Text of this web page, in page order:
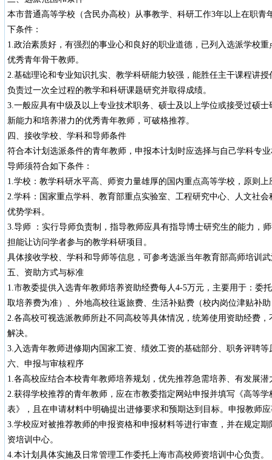
本市普通高等学校（含民办高校）从事教学、科研工作3年以上在职青
下条件：
1.政治素质好，有强烈的事业心和良好的职业道德，已列入选派学校
优秀青年骨干教师。
2.基础理论和专业知识扎实、教学科研能力较强，能胜任主干课程讲
负责过一次全过程的教学和科研课题研究并取得成绩。
3.一般应具有中级及以上专业技术职务、硕士及以上学位或接受过硕
新能力和培养潜力的优秀青年教师，可破格推荐。
四、接收学校、学科和导师条件
符合本计划选派条件的青年教师，申报本计划时应选择与自己学科专
导师须符合如下条件：
1.学校：教学科研水平高、师资力量雄厚的国内重点高等学校，原则上
2.学科：国家重点学科、教育部重点实验室、工程研究中心、人文社
优势学科。
3.导师 ：实行导师负责制，指导教师应具有指导博士研究生的能力，
担能让访问学者参与的教学科研项目。
具体接收学校、学科和导师等信息，可参考选派当年教育部高师培训
五、资助方式与标准
1.市教委提供入选青年教师培养资助经费每人4-5万元，主要用于：委
取培养费为准）、外地高校往返旅费、生活补贴费（校内岗位津贴补
2.各高校可视选派教师所赴不同高校等具体情况，统筹使用资助经费
解决。
3.入选青年教师进修期内国家工资、绩效工资的基础部分、职务评聘等
六、申报与审核程序
1.各高校应结合本校青年教师培养规划，优先推荐急需培养、有发展
2.获得学校推荐的青年教师，应在市教委指定网站申报并填写《高等
表》，且在申请材料中明确提出进修要求和预期达到目标。申报教师
3.学校应对被推荐教师的申报资格和申报材料等进行审查，并在规定
资培训中心。
4.本计划具体实施及日常管理工作委托上海市高校师资培训中心负责。